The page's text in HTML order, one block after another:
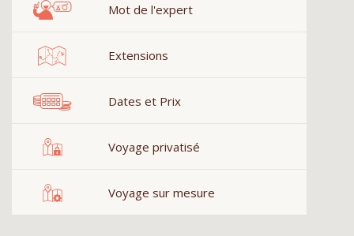
Mot de l'expert
Extensions
Dates et Prix
Voyage privatisé
Voyage sur mesure